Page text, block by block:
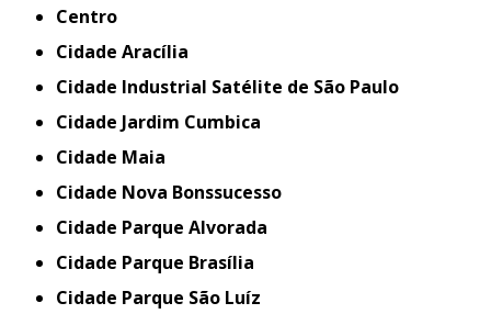
Centro
Cidade Aracília
Cidade Industrial Satélite de São Paulo
Cidade Jardim Cumbica
Cidade Maia
Cidade Nova Bonssucesso
Cidade Parque Alvorada
Cidade Parque Brasília
Cidade Parque São Luíz